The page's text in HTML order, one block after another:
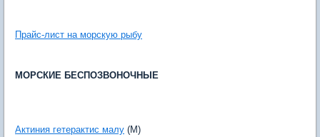
Прайс-лист на морскую рыбу
МОРСКИЕ БЕСПОЗВОНОЧНЫЕ
Актиния гетерактис малу (M)